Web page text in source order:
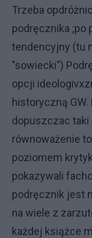
Trzeba
podręcznika ;po
tendencyjny (tu
"sowiecki")
opcji
historyczną
dopuszczac taki
równoważenie
poziomem
pokazywali
podręcznik jest
na wiele z
każdej książce